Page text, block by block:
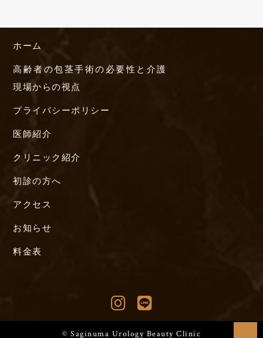
ホーム
高齢者の包茎手術の必要性と介護
現場からの視点
プライバシーポリシー
医師紹介
クリニック紹介
初診の方へ
アクセス
お知らせ
料金表
© Saginuma Urology Beauty Clinic